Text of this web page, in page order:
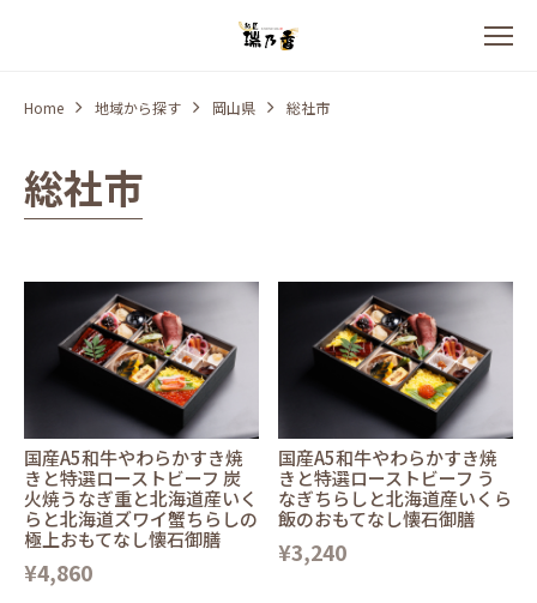
Home 地域から探す 岡山県 総社市
総社市
国産A5和牛やわらかすき焼
きと特選ローストビーフ 炭
火焼うなぎ重と北海道産いく
らと北海道ズワイ蟹ちらしの
極上おもてなし懐石御膳
¥4,860
国産A5和牛やわらかすき焼
きと特選ローストビーフ う
なぎちらしと北海道産いくら
飯のおもてなし懐石御膳
¥3,240